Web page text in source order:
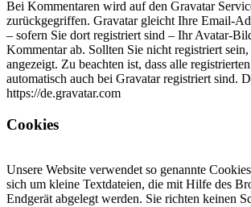
Bei Kommentaren wird auf den Gravatar
zurückgegriffen. Gravatar gleicht Ihre Email-
– sofern Sie dort registriert sind – Ihr Avatar-
Kommentar ab. Sollten Sie nicht registriert
angezeigt. Zu beachten ist, dass alle
automatisch auch bei Gravatar registriert sind.
https://de.gravatar.com
Cookies
Unsere Website verwendet so genannte
sich um kleine Textdateien, die mit Hilfe des
Endgerät abgelegt werden. Sie richten keinen